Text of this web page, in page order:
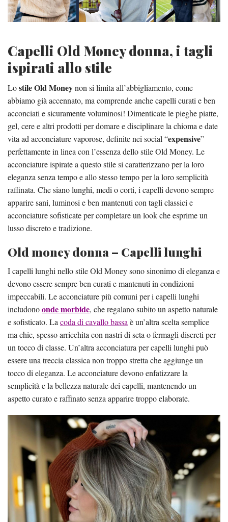
Capelli Old Money donna, i tagli
ispirati allo stile
Lostile Old Moneynon si limita all’abbigliamento, come
abbiamo già accennato, ma comprende anche capelli curati e ben
acconciati e sicuramente voluminosi! Dimenticate le pieghe piatte,
gel, cere e altri prodotti per domare e disciplinare la chioma e date
vita ad acconciature vaporose, definite nei social “expensive”
perfettamente in linea con l’essenza dello stile Old Money. Le
acconciature ispirate a questo stile si caratterizzano per la loro
eleganza senza tempo e allo stesso tempo per la loro semplicità
raffinata. Che siano lunghi, medi o corti, i capelli devono sempre
apparire sani, luminosi e ben mantenuti con tagli classici e
acconciature sofisticate per completare un look che esprime un
lusso discreto e tradizione.
Old money donna – Capelli lunghi
I capelli lunghi nello stile Old Money sono sinonimo di eleganza e
devono essere sempre ben curati e mantenuti in condizioni
impeccabili. Le acconciature più comuni per i capelli lunghi
includonoonde morbide, che regalano subito un aspetto naturale
e sofisticato. Lacoda di cavallo bassaè un’altra scelta semplice
ma chic, spesso arricchita con nastri di seta o fermagli discreti per
un tocco di classe. Un’altra acconciatura per capelli lunghi può
essere una treccia classica non troppo stretta che aggiunge un
tocco di eleganza. Le acconciature devono enfatizzare la
semplicità e la bellezza naturale dei capelli, mantenendo un
aspetto curato e raffinato senza apparire troppo elaborate.